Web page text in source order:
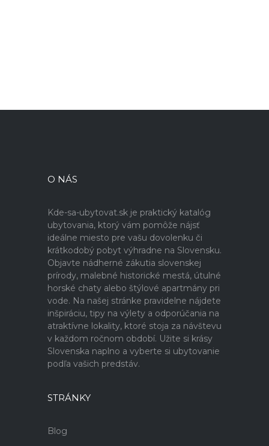
O NÁS
Kde-sa-ubytovat.sk je praktický katalóg
ubytovania, ktorý vám pomôže nájsť
ideálne miesto pre vašu dovolenku či
krátkodobý pobyt výhradne na Slovensku.
Objavte nádherné zákutia slovenskej
prírody, malebné historické mestá, útulné
horské chaty alebo štýlové apartmány pri
vode. Na našej stránke pravidelne nájdete
inšpiráciu, tipy na výlety a odporúčania na
atraktívne lokality, ktoré stoja za návštevu
v každom ročnom období. Užite si krásy
Slovenska naplno a vyberte si ubytovanie
podľa vašich predstáv.
STRÁNKY
Blog